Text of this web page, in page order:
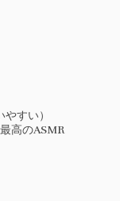
すい）
高のASMR